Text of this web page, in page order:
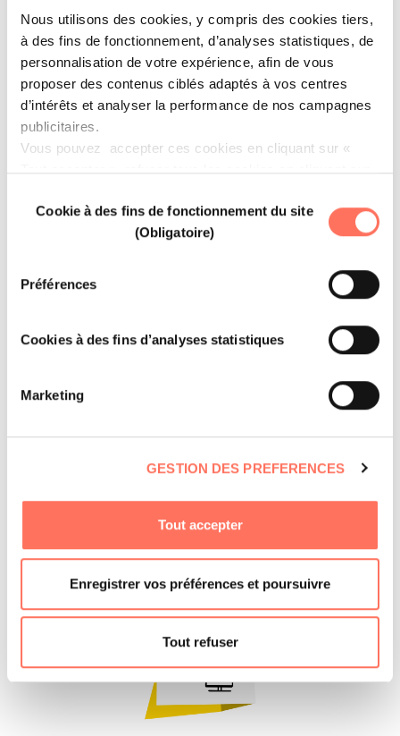
Nous utilisons des cookies, y compris des cookies tiers,
à des fins de fonctionnement, d’analyses statistiques, de
personnalisation de votre expérience, afin de vous
proposer des contenus ciblés adaptés à vos centres
d’intérêts et analyser la performance de nos campagnes
publicitaires.
Vous pouvez accepter ces cookies en cliquant sur «
Tout accepter », refuser tous les cookies en cliquant sur
» pour gérer vos préférences.
Cookie à des fins de fonctionnement du site
(Obligatoire)
Préférences
Cookies à des fins d’analyses statistiques
Marketing
GESTION DES PREFERENCES
Tout accepter
Enregistrer vos préférences et poursuivre
Tout refuser
YOUR FREE MEALS
1 free meal for every 20 meals purchased
40% OFF
FREE MEALS FOR DRIVER/GUIDE
Maximum 2 drivers and 1 guide